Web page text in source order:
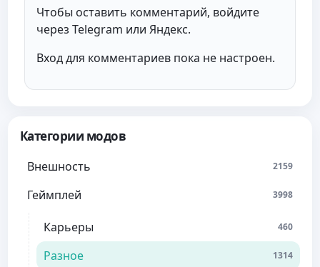
Категории модов
Внешность 2159
Геймплей 3998
Карьеры 460
Разное 1314
Чтобы оставить комментарий, войдите
через Telegram или Яндекс.
Вход для комментариев пока не настроен.